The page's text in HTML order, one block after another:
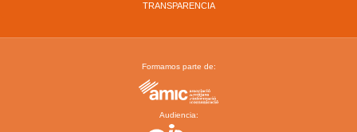
TRANSPARENCIA
Formamos parte de:
Audiencia: